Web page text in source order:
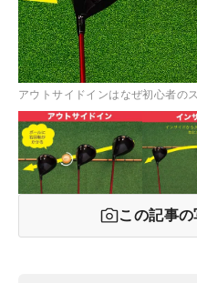
アウトサイドインはなぜ初心者の
この記事